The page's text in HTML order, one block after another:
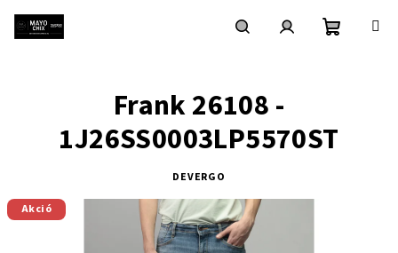
Frank 26108 -
1J26SS0003LP5570ST
DEVERGO
Akció